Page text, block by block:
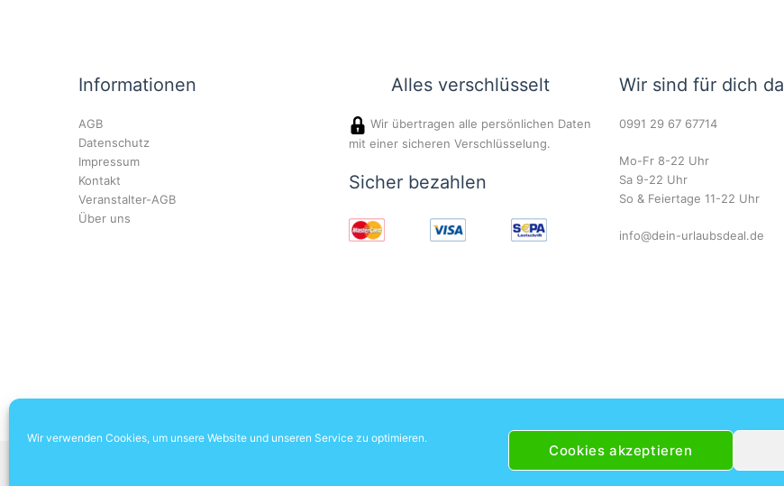
Wir verwenden Cookies, um unsere Website und unseren Service zu optimieren.
Cookies akzeptieren
Informationen
AGB
Datenschutz
Impressum
Kontakt
Veranstalter-AGB
Über uns
Alles verschlüsselt
Wir übertragen alle persönlichen Daten
mit einer sicheren Verschlüsselung.
Sicher bezahlen
Wir sind für dich da
0991 29 67 67714
Mo-Fr 8-22 Uhr
Sa 9-22 Uhr
So & Feiertage 11-22 Uhr
info@dein-urlaubsdeal.de